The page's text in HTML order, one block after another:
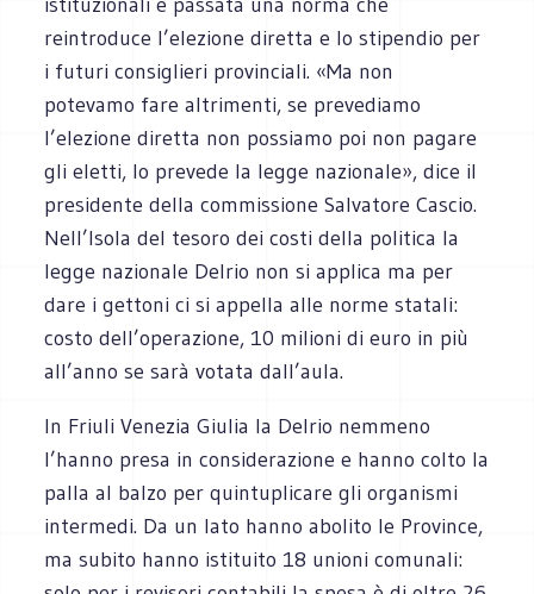
reintroduce l’elezione diretta e lo stipendio per
i futuri consiglieri provinciali. «Ma non
potevamo fare altrimenti, se prevediamo
l’elezione diretta non possiamo poi non pagare
gli eletti, lo prevede la legge nazionale», dice il
presidente della commissione Salvatore Cascio.
Nell’Isola del tesoro dei costi della politica la
legge nazionale Delrio non si applica ma per
dare i gettoni ci si appella alle norme statali:
costo dell’operazione, 10 milioni di euro in più
all’anno se sarà votata dall’aula.
In Friuli Venezia Giulia la Delrio nemmeno
l’hanno presa in considerazione e hanno colto la
palla al balzo per quintuplicare gli organismi
intermedi. Da un lato hanno abolito le Province,
ma subito hanno istituito 18 unioni comunali: